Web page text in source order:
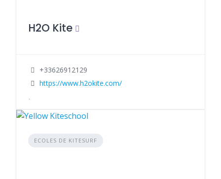
H2O Kite
+33626912129
https://www.h2okite.com/
ECOLES DE KITESURF